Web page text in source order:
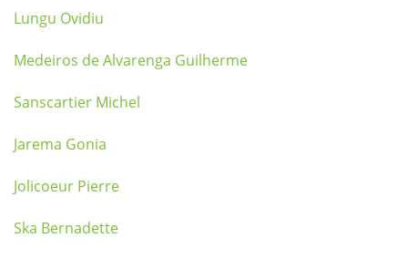
Lungu Ovidiu
Medeiros de Alvarenga Guilherme
Sanscartier Michel
Jarema Gonia
Jolicoeur Pierre
Ska Bernadette